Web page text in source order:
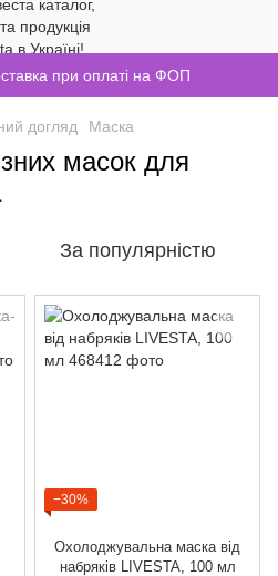
при оплаті на ФОП
догляд Маска
масок для
За популярністю
−30%
Охолоджувальна маска від
набряків LIVESTA, 100 мл